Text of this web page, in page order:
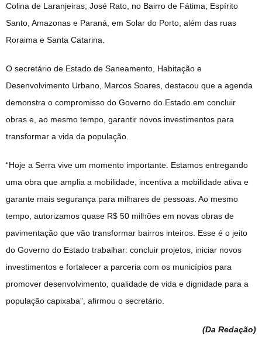
Colina de Laranjeiras; José Rato, no Bairro de Fátima; Espírito
Santo, Amazonas e Paraná, em Solar do Porto, além das ruas
Roraima e Santa Catarina.
O secretário de Estado de Saneamento, Habitação e
Desenvolvimento Urbano, Marcos Soares, destacou que a agenda
demonstra o compromisso do Governo do Estado em concluir
obras e, ao mesmo tempo, garantir novos investimentos para
transformar a vida da população.
“Hoje a Serra vive um momento importante. Estamos entregando
uma obra que amplia a mobilidade, incentiva a mobilidade ativa e
garante mais segurança para milhares de pessoas. Ao mesmo
tempo, autorizamos quase R$ 50 milhões em novas obras de
pavimentação que vão transformar bairros inteiros. Esse é o jeito
do Governo do Estado trabalhar: concluir projetos, iniciar novos
investimentos e fortalecer a parceria com os municípios para
promover desenvolvimento, qualidade de vida e dignidade para a
população capixaba”, afirmou o secretário.
(Da Redação)